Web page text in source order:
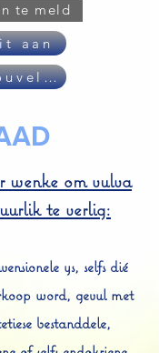
te meld
aan
renouveler son adhésion
wenke om vulva
te verlig:
ys, selfs dié
word, gevul met
bestanddele,